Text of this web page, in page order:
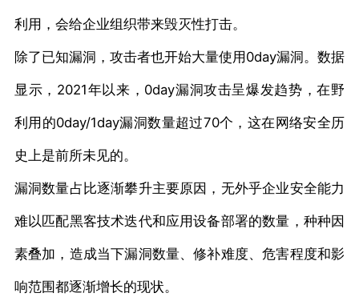
利用，会给企业组织带来毁灭性打击。
除了已知漏洞，攻击者也开始大量使用0day漏洞。数据
显示，2021年以来，0day漏洞攻击呈爆发趋势，在野
利用的0day/1day漏洞数量超过70个，这在网络安全历
史上是前所未见的。
漏洞数量占比逐渐攀升主要原因，无外乎企业安全能力
难以匹配黑客技术迭代和应用设备部署的数量，种种因
素叠加，造成当下漏洞数量、修补难度、危害程度和影
响范围都逐渐增长的现状。